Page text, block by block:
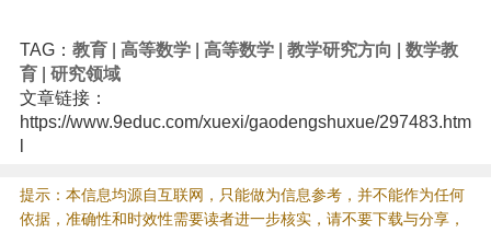
TAG： 教育| 高等数学| 高等数学| 教学研究方向
数学教
育| 研究领域
文章链接：
https://www.9educ.com/xuexi/gaodengshuxue/297483.htm
提示：本信息均源自互联网，只能做为信息参考，并不能作为任何
依据，准确性和时效性需要读者进一步核实，请不要下载与分享，